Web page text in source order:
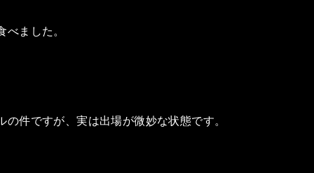
べました。
の件ですが、実は出場が微妙な状態です。